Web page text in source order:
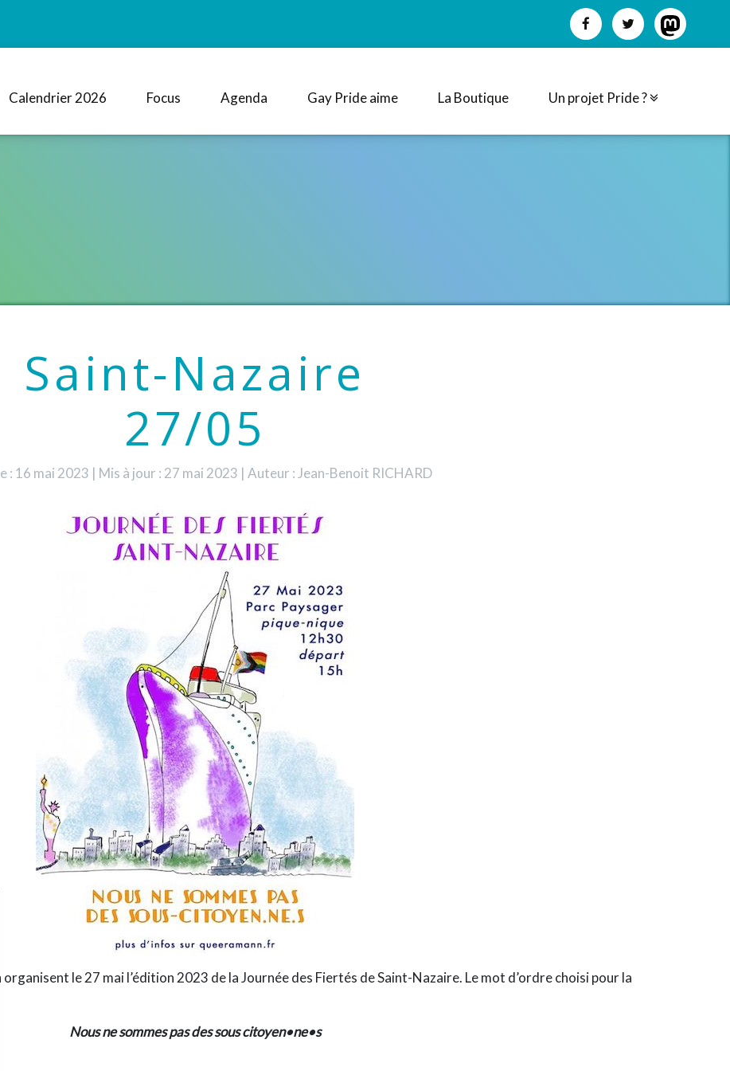
Calendrier 2026 Focus Agenda Gay Pride aime La Boutique Un projet Pride ?
Saint-Nazaire
27/05
: 16 mai 2023 | Mis à jour : 27 mai 2023 | Auteur : Jean-Benoit RICHARD
organisent le 27 mai l’édition 2023 de la Journée des Fiertés de Saint-Nazaire. Le mot d’ordre choisi pour la
Nous ne sommes pas des sous citoyen•ne•s